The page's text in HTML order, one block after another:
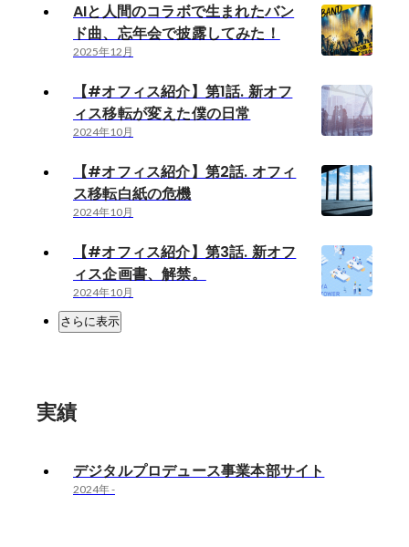
AIと人間のコラボで生まれたバン
ド曲、忘年会で披露してみた！
2025年12月
【#オフィス紹介】第1話. 新オフ
ィス移転が変えた僕の日常
2024年10月
【#オフィス紹介】第2話. オフィ
ス移転白紙の危機
2024年10月
【#オフィス紹介】第3話. 新オフ
ィス企画書、解禁。
2024年10月
さらに表示
実績
デジタルプロデュース事業本部サイト
2024年-